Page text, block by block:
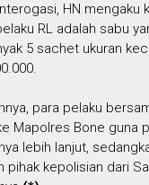
HN mengaku
RL adalah sabu
5 sachet ukuran
para pelaku
Mapolres Bone guna
lebih lanjut,
pihak kepolisian dari